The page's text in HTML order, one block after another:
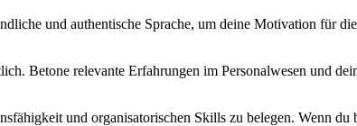
und authentische Sprache, um deine Motivation für
Betone relevante Erfahrungen im Personalwesen und
und organisatorischen Skills zu belegen. Wenn du